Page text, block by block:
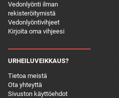
Vedonlyönti ilman
rekisteröitymistä
Vedonlyöntivihjeet
Kirjoita oma vihjeesi
URHEILUVEIKKAUS?
Tietoa meistä
Ota yhteyttä
Sivuston käyttöehdot